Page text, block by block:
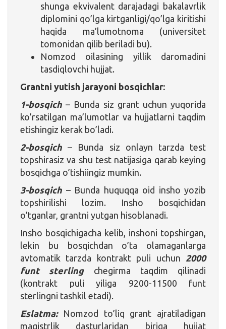
shunga ekvivalent darajadagi bakalavrlik
diplomini qo’lga kirtganligi/qo’lga kiritishi
haqida ma’lumotnoma (universitet
tomonidan qilib beriladi bu).
Nomzod oilasining yillik daromadini
tasdiqlovchi hujjat.
Grantni yutish jarayoni bosqichlar:
1-bosqich – Bunda siz grant uchun yuqorida
ko’rsatilgan ma’lumotlar va hujjatlarni taqdim
etishingiz kerak bo’ladi.
2-bosqich – Bunda siz onlayn tarzda test
topshirasiz va shu test natijasiga qarab keying
bosqichga o’tishiingiz mumkin.
3-bosqich – Bunda huquqqa oid insho yozib
topshirilishi lozim. Insho bosqichidan
o’tganlar, grantni yutgan hisoblanadi.
Insho bosqichigacha kelib, inshoni topshirgan,
lekin bu bosqichdan o’ta olamaganlarga
avtomatik tarzda kontrakt puli uchun 2000
funt sterlingchegirma taqdim qilinadi
(kontrakt puli yiliga 9200-11500 funt
sterlingni tashkil etadi).
Eslatma:Nomzod to’liq grant ajratiladigan
magistrlik dasturlaridan biriga hujjat